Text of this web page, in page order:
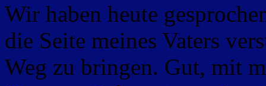
Wir haben heute
die Seite meines Vaters
Weg zu bringen. Gut, mit